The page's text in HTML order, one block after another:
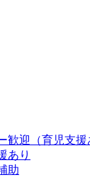
歓迎（育児支援
あり
助